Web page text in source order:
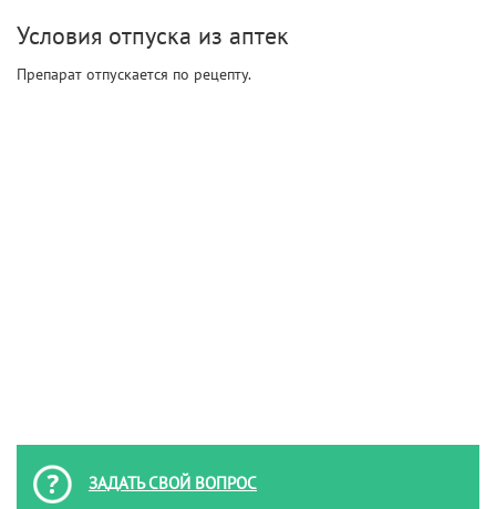
Условия отпуска из аптек
Препарат отпускается по рецепту.
ЗАДАТЬ СВОЙ ВОПРОС